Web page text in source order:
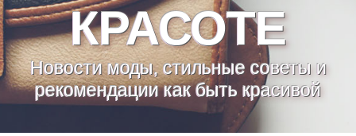
КРАСОТЕ
Новости моды, стильные советы и
рекомендации как быть красивой